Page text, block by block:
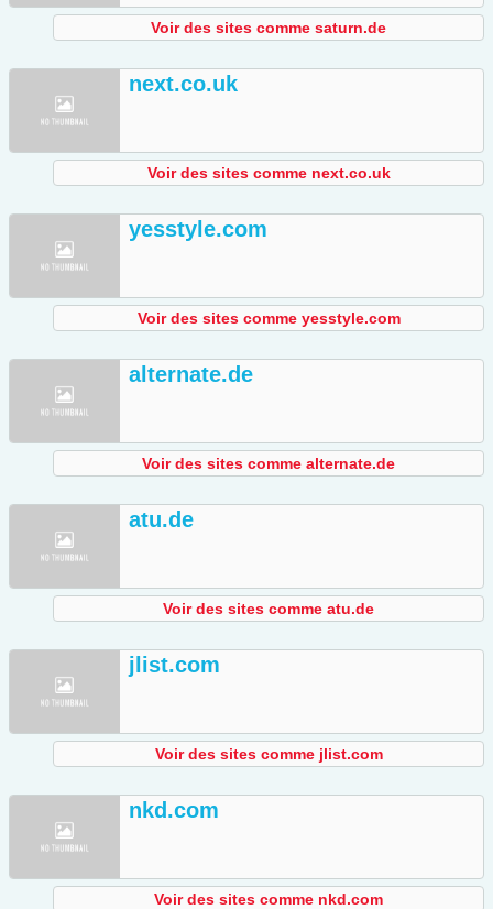
Voir des sites comme saturn.de
next.co.uk
Voir des sites comme next.co.uk
yesstyle.com
Voir des sites comme yesstyle.com
alternate.de
Voir des sites comme alternate.de
atu.de
Voir des sites comme atu.de
jlist.com
Voir des sites comme jlist.com
nkd.com
Voir des sites comme nkd.com